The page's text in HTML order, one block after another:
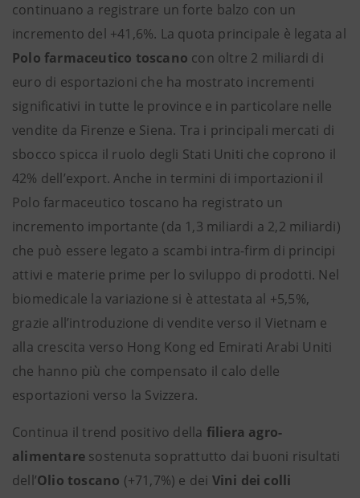
continuano a registrare un forte balzo con un
incremento del +41,6%. La quota principale è legata al
Polo farmaceutico toscano con oltre 2 miliardi di
euro di esportazioni che ha mostrato incrementi
significativi in tutte le province e in particolare nelle
vendite da Firenze e Siena. Tra i principali mercati di
sbocco spicca il ruolo degli Stati Uniti che coprono il
42% dell’export. Anche in termini di importazioni il
Polo farmaceutico toscano ha registrato un
incremento importante (da 1,3 miliardi a 2,2 miliardi)
che può essere legato a scambi intra-firm di principi
attivi e materie prime per lo sviluppo di prodotti. Nel
biomedicale la variazione si è attestata al +5,5%,
grazie all’introduzione di vendite verso il Vietnam e
alla crescita verso Hong Kong ed Emirati Arabi Uniti
che hanno più che compensato il calo delle
esportazioni verso la Svizzera.
Continua il trend positivo della filiera agro-
alimentare sostenuta soprattutto dai buoni risultati
dell’Olio toscano (+71,7%) e dei Vini dei colli